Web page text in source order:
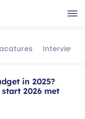
Interviews
in 2025?
2026 met